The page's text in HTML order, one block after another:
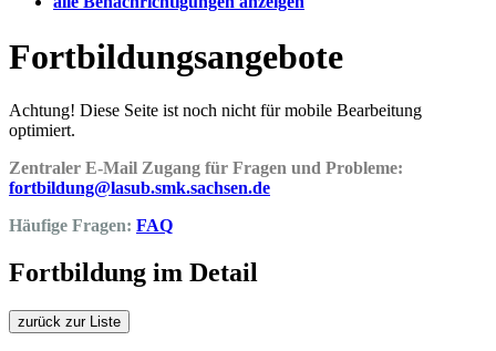
Fortbildungsangebote
Achtung! Diese Seite ist noch nicht für mobile Bearbeitung
optimiert.
Zentraler E-Mail Zugang für Fragen und Probleme:
fortbildung@lasub.smk.sachsen.de
Häufige Fragen: FAQ
Fortbildung im Detail
zurück zur Liste